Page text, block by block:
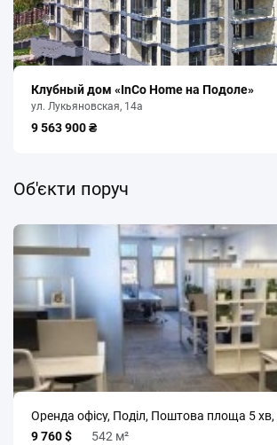
Софійський
ЕБШ
Спорт Лайф Динамо
Клубный дом «InCo Home на Подоле»
ул. Лукьяновская, 14а
9 563 900 ₴
Об'єкти поруч
9 760 $
542 м²